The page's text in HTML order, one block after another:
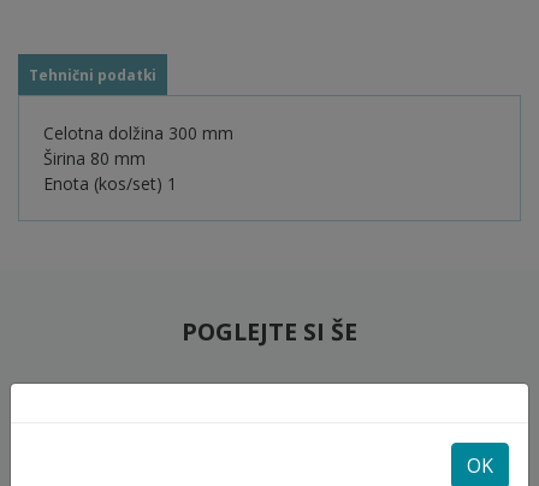
Tehnični podatki
Celotna dolžina 300 mm
Širina 80 mm
Enota (kos/set) 1
POGLEJTE SI ŠE
OK